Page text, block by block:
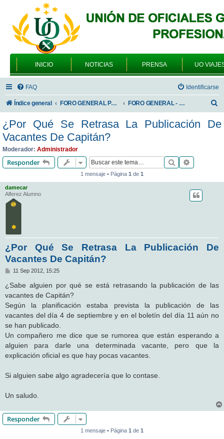
INICIO NOTICIAS PRENSA UO
FAQ Identificarse
Índice general FORO GENERAL PARA TODOS LOS USUARIOS FORO GENERAL - TEMAS PROFESIONALES
s
¿Por Qué Se Retrasa La Publicación De
Vacantes De Capitán?
Moderador: Administrador
Responder Buscar
1 mensaje • Página 1 de 1
damecar
Alferez Alumno
¿Por Qué Se Retrasa La Publicación De
Vacantes De Capitán?
M
n
s
a
e
11 Sep 2012, 15:25
¿Sabe alguien por qué se está retrasando la publicación de las
vacantes de Capitán?
Según la planificación estaba prevista la publicación de las
vacantes del día 4 de septiembre y en el boletín del día 11 aún no
se han publicado.
Un compañero me dice que se rumorea que están esperando a
alguien para darle una determinada vacante, pero que la
explicación oficial es que hay pocas vacantes.
Si alguien sabe algo agradecería que lo contase.
Un saludo.
Responder
1 mensaje • Página 1 de 1